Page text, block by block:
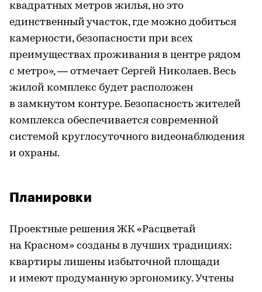
квадратных метров жилья, но это
единственный участок, где можно добиться
камерности, безопасности при всех
преимуществах проживания в центре рядом
с метро», — отмечает Сергей Николаев. Весь
жилой комплекс будет расположен
в замкнутом контуре. Безопасность жителей
комплекса обеспечивается современной
системой круглосуточного видеонаблюдения
и охраны.
Планировки
Проектные решения ЖК «Расцветай
на Красном» созданы в лучших традициях:
квартиры лишены избыточной площади
и имеют продуманную эргономику. Учтены